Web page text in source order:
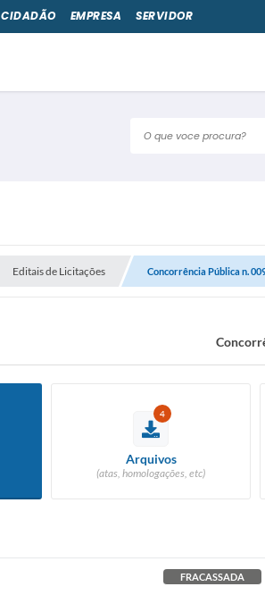
O que voce procura?
CIDADÃO EMPRESA SERVIDOR
Editais de Licitações Concorrência Pública n.
4
Arquivos
(atas, homologações, etc)
FRACASSADA